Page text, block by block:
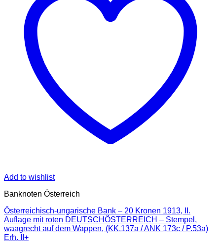
Add to wishlist
Banknoten Österreich
Österreichisch-ungarische Bank – 20 Kronen 1913, II.
Auflage mit roten DEUTSCHÖSTERREICH – Stempel,
waagrecht auf dem Wappen, (KK.137a / ANK 173c / P.53a)
Erh. II+